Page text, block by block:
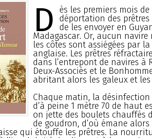
D
ès les premiers mois de
déportation des prêtres
de les envoyer en
Madagascar. Or, aucun navire
les côtes sont assiégées par
anglaise. Les prêtres
dans l’entrepont de navires à
Deux-Associés et le
abritant alors les galeux et
Chaque matin, la
d’à peine 1 mètre 70 de haut
on jette des boulets chauffés
de goudron, d’où émane
qui étouffe les prêtres. La